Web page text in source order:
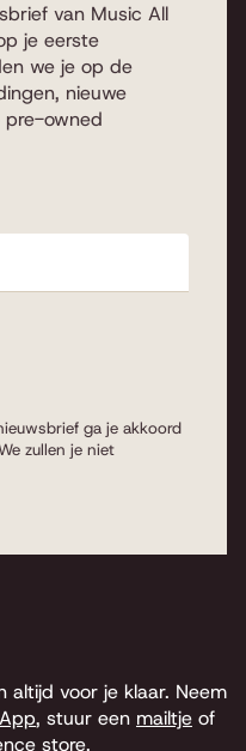
van Music All
je eerste
we je op de
nieuwe
pre-owned
ga je akkoord
zullen je niet
altijd voor je klaar. Neem
, stuur een mailtje of
store.